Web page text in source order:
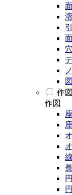
作図
作図
線
円